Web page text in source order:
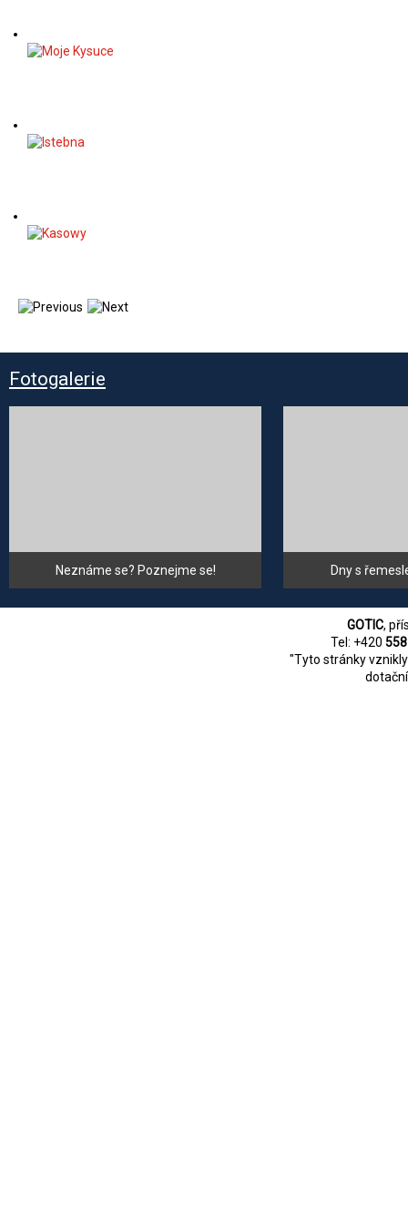
Fotogalerie
Neznáme se? Poznejme se! Dny s
GOTIC,
Tel: +420
"Tyto stránky